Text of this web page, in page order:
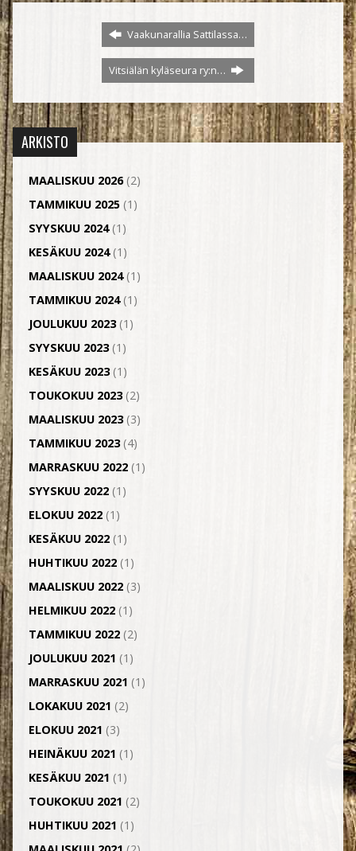
Vaakunarallia Sattilassa…
Vitsiälän kyläseura ry:n…
ARKISTO
MAALISKUU 2026(2)
TAMMIKUU 2025(1)
SYYSKUU 2024(1)
KESÄKUU 2024(1)
MAALISKUU 2024(1)
TAMMIKUU 2024(1)
JOULUKUU 2023(1)
SYYSKUU 2023(1)
KESÄKUU 2023(1)
TOUKOKUU 2023(2)
MAALISKUU 2023(3)
TAMMIKUU 2023(4)
MARRASKUU 2022(1)
SYYSKUU 2022(1)
ELOKUU 2022(1)
KESÄKUU 2022(1)
HUHTIKUU 2022(1)
MAALISKUU 2022(3)
HELMIKUU 2022(1)
TAMMIKUU 2022(2)
JOULUKUU 2021 (1)
MARRASKUU 2021 (1)
LOKAKUU 2021 (2)
ELOKUU 2021 (3)
HEINÄKUU 2021 (1)
KESÄKUU 2021 (1)
TOUKOKUU 2021 (2)
HUHTIKUU 2021 (1)